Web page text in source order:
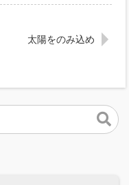
太陽をのみ込め